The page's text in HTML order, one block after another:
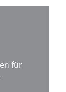
für